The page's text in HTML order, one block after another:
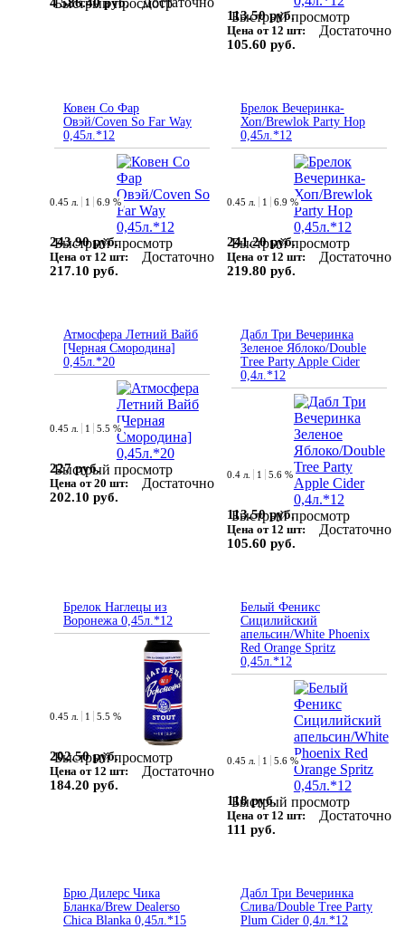
Быстрый просмотр
Быстрый просмотр
113.50 руб.
Цена от 12 шт:
105.60 руб.
Достаточно
Ковен Со Фар
Овэй/Coven So Far Way
0,45л.*12
Быстрый просмотр
0.45 л. 1 6.9 %
243.90 руб.
Цена от 12 шт:
217.10 руб.
Достаточно
Брелок Вечеринка-
Хоп/Brewlok Party Hop
0,45л.*12
Быстрый просмотр
0.45 л. 1 6.9 %
241.20 руб.
Цена от 12 шт:
219.80 руб.
Достаточно
Атмосфера Летний Вайб
[Черная Смородина]
0,45л.*20
Быстрый просмотр
0.45 л. 1 5.5 %
227 руб.
Цена от 20 шт:
202.10 руб.
Достаточно
Дабл Три Вечеринка
Зеленое Яблоко/Double
Tree Party Apple Cider
0,4л.*12
Быстрый просмотр
0.4 л. 1 5.6 %
113.50 руб.
Цена от 12 шт:
105.60 руб.
Достаточно
Брелок Наглецы из
Воронежа 0,45л.*12
Быстрый просмотр
0.45 л. 1 5.5 %
202.50 руб.
Цена от 12 шт:
184.20 руб.
Достаточно
Белый Феникс
Сицилийский
апельсин/White Phoenix
Red Orange Spritz
0,45л.*12
Быстрый просмотр
0.45 л. 1 5.6 %
118 руб.
Цена от 12 шт:
111 руб.
Достаточно
Брю Дилерс Чика
Бланка/Brew Dealersо
Chica Blanka 0,45л.*15
Дабл Три Вечеринка
Слива/Double Tree Party
Plum Cider 0,4л.*12